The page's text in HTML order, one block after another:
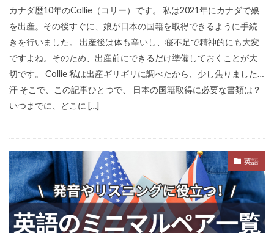
カナダ歴10年のCollie（コリー）です。 私は2021年にカナダで娘
を出産。その後すぐに、娘が日本の国籍を取得できるように手続
きを行いました。 出産後は体も辛いし、寝不足で精神的にも大変
ですよね。そのため、出産前にできるだけ準備しておくことが大
切です。 Collie 私は出産ギリギリに調べたから、少し焦りました…
汗 そこで、この記事ひとつで、 日本の国籍取得に必要な書類は？
いつまでに、どこに […]
英語